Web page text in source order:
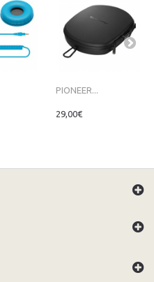
PIONEER...
29,00€